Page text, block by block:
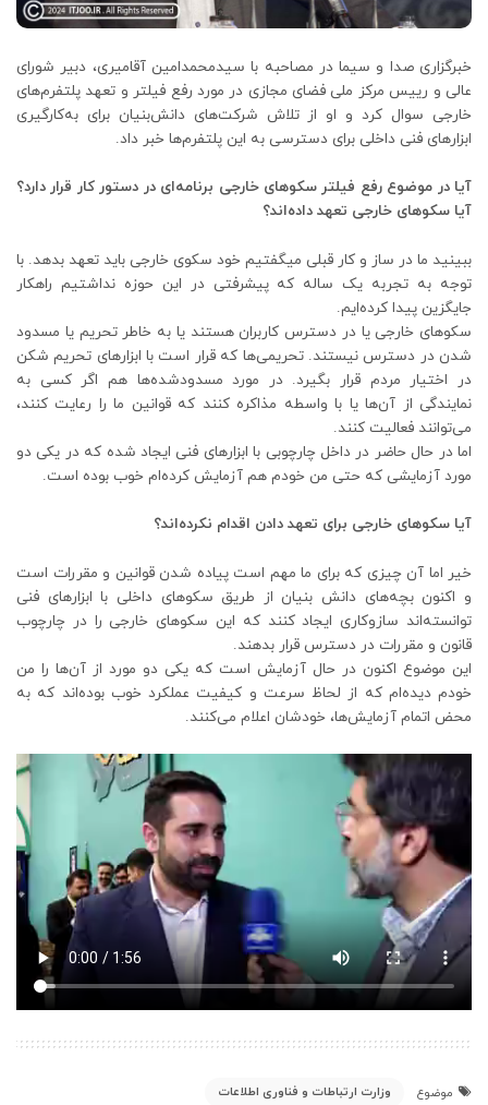
خبرگزاری صدا و سیما در مصاحبه با سیدمحمدامین آقامیری، دبیر شورای
عالی و رییس مرکز ملی فضای مجازی در مورد رفع فیلتر و تعهد پلتفرم‌های
خارجی سوال کرد و او از تلاش شرکت‌های دانش‌بنیان برای به‌کارگیری
ابزارهای فنی داخلی برای دسترسی به این پلتفرم‌ها خبر داد.
آیا در موضوع رفع فیلتر سکوهای خارجی برنامه‌ای در دستور کار قرار دارد؟
آیا سکوهای خارجی تعهد داده‌اند؟
ببینید ما در ساز و کار قبلی میگفتیم خود سکوی خارجی باید تعهد بدهد. با
توجه به تجربه یک ساله که پیشرفتی در این حوزه نداشتیم راهکار
جایگزین پیدا کرده‌ایم.
سکوهای خارجی یا در دسترس کاربران هستند یا به خاطر تحریم یا مسدود
شدن در دسترس نیستند. تحریمی‌ها که قرار است با ابزارهای تحریم شکن
در اختیار مردم قرار بگیرد. در مورد مسدودشده‌ها هم اگر کسی به
نمایندگی از آن‌ها یا با واسطه مذاکره کنند که قوانین ما را رعایت کنند،
می‌توانند فعالیت کنند.
اما در حال حاضر در داخل چارچوبی با ابزارهای فنی ایجاد شده که در یکی دو
مورد آزمایشی که حتی من خودم هم آزمایش کرده‌ام خوب بوده است.
آیا سکوهای خارجی برای تعهد دادن اقدام نکرده‌اند؟
خیر اما آن چیزی که برای ما مهم است پیاده شدن قوانین و مقررات است
و اکنون بچه‌های دانش بنیان از طریق سکوهای داخلی با ابزارهای فنی
توانسته‌اند سازوکاری ایجاد کنند که این سکوهای خارجی را در چارچوب
قانون و مقررات در دسترس قرار بدهند.
این موضوع اکنون در حال آزمایش است که یکی دو مورد از آن‌ها را من
خودم دیده‌ام که از لحاظ سرعت و کیفیت عملکرد خوب بوده‌اند که به
محض اتمام آزمایش‌ها، خودشان اعلام می‌کنند.
موضوع وزارت ارتباطات و فناوری اطلاعات